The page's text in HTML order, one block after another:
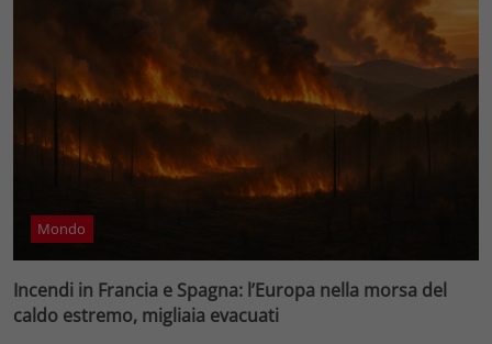
Mondo
Incendi in Francia e Spagna: l’Europa nella morsa del
caldo estremo, migliaia evacuati